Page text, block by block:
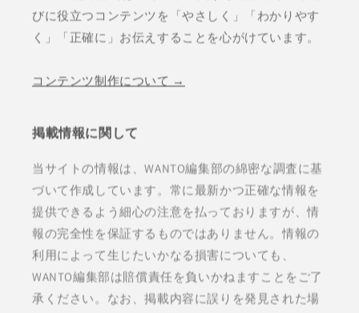
びに役立つコンテンツを「やさしく」「わかりやす
く」「正確に」お伝えすることを心がけています。
コンテンツ制作について →
掲載情報に関して
当サイトの情報は、WANTO編集部の綿密な調査に基
づいて作成しています。常に最新かつ正確な情報を
提供できるよう細心の注意を払っておりますが、情
報の完全性を保証するものではありません。情報の
利用によって生じたいかなる損害についても、
WANTO編集部は賠償責任を負いかねますことをご了
承ください。なお、掲載内容に誤りを発見された場